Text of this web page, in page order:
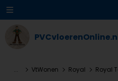
... VtWonen Royal Royal